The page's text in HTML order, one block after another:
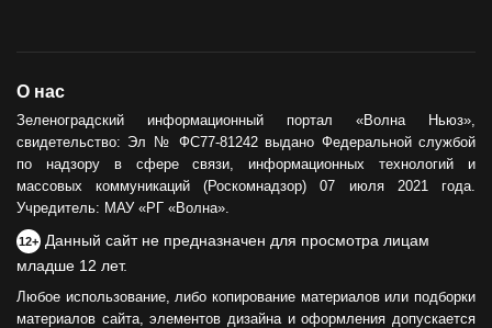
О нас
Зеленоградский информационный портал «Волна Ньюз»,
свидетельство: Эл № ФС77-81242 выдано Федеральной службой
по надзору в сфере связи, информационных технологий и
массовых коммуникаций (Роскомнадзор) 07 июля 2021 года.
Учредитель: МАУ «РГ «Волна».
12+ Данный сайт не предназначен для просмотра лицам
младше 12 лет.
Любое использование, либо копирование материалов или подборки
материалов сайта, элементов дизайна и оформления допускается